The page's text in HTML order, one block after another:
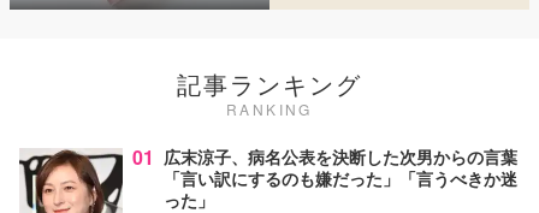
記事ランキング
RANKING
01 広末涼子、病名公表を決断した次男からの言葉
「言い訳にするのも嫌だった」「言うべきか迷
った」